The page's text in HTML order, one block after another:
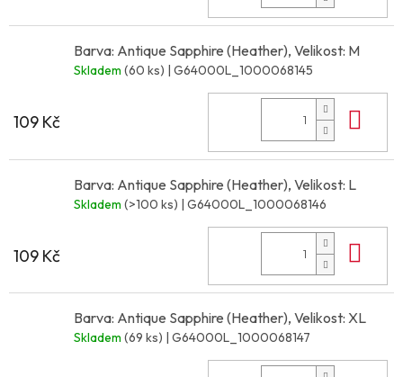
Barva: Antique Sapphire (Heather), Velikost: M
Skladem (60 ks) | G64000L_1000068145
109 Kč
Barva: Antique Sapphire (Heather), Velikost: L
Skladem (>100 ks) | G64000L_1000068146
109 Kč
Barva: Antique Sapphire (Heather), Velikost: XL
Skladem (69 ks) | G64000L_1000068147